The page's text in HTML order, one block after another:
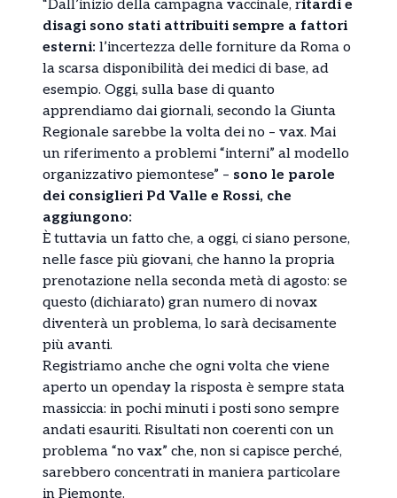
“Dall’inizio della campagna vaccinale, ritardi e
disagi sono stati attribuiti sempre a fattori
esterni: l’incertezza delle forniture da Roma o
la scarsa disponibilità dei medici di base, ad
esempio. Oggi, sulla base di quanto
apprendiamo dai giornali, secondo la Giunta
Regionale sarebbe la volta dei no – vax. Mai
un riferimento a problemi “interni” al modello
organizzativo piemontese” – sono le parole
dei consiglieri Pd Valle e Rossi, che
aggiungono:
È tuttavia un fatto che, a oggi, ci siano persone,
nelle fasce più giovani, che hanno la propria
prenotazione nella seconda metà di agosto: se
questo (dichiarato) gran numero di novax
diventerà un problema, lo sarà decisamente
più avanti.
Registriamo anche che ogni volta che viene
aperto un openday la risposta è sempre stata
massiccia: in pochi minuti i posti sono sempre
andati esauriti. Risultati non coerenti con un
problema “no vax” che, non si capisce perché,
sarebbero concentrati in maniera particolare
in Piemonte.